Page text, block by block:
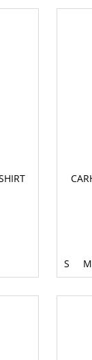
S M